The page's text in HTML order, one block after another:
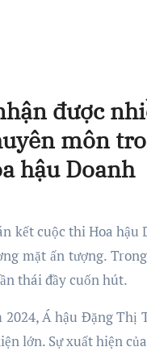
được
môn
hậu Doanh
mặt ấn tượng.
thái đầy cuốn hút.
Á hậu Đặng Thị
lớn. Sự xuất hiện